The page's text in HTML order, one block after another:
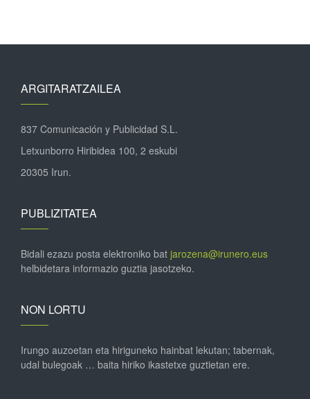
ARGITARATZAILEA
837 Comunicación y Publicidad S.L.
Letxunborro Hiribidea 100, 2 eskubi
20305 Irun.
PUBLIZITATEA
Bidali ezazu posta elektroniko bat jarozena@irunero.eus
helbidetara informazio guztia jasotzeko.
NON LORTU
Irungo auzoetan eta hiriguneko hainbat lekutan; tabernak,
udal bulegoak … baita hiriko ikastetxe guztietan ere.